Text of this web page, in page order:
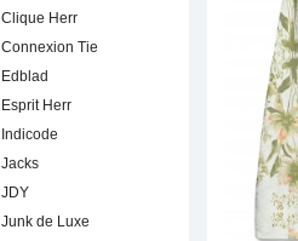
Clique Herr
Connexion Tie
Edblad
Esprit Herr
Indicode
Jacks
JDY
Junk de Luxe